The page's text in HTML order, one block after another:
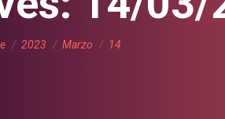
here:
2023 Marzo 14